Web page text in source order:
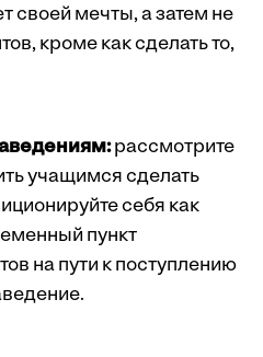
своей мечты, а затем не
кроме как сделать то,
рассмотрите
учащимся сделать
себя как
пункт
на пути к поступлению